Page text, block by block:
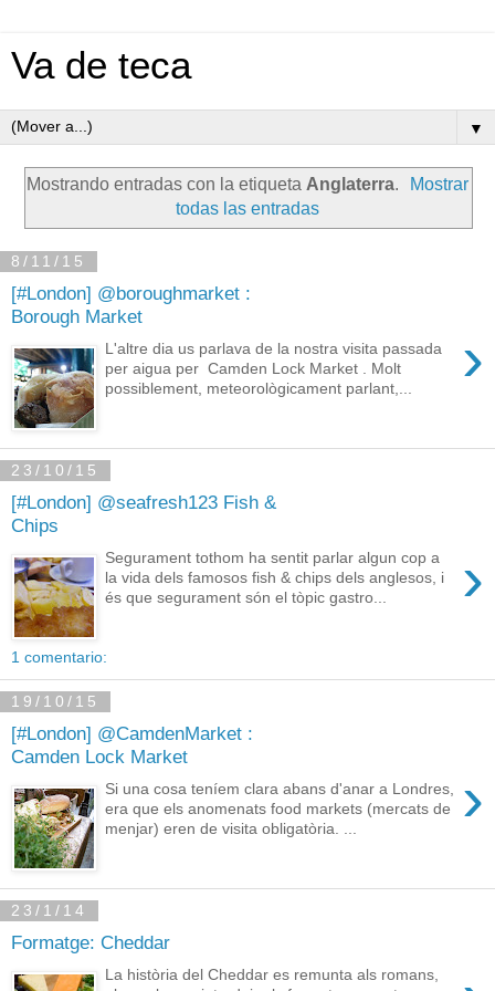
Va de teca
▼
Mostrando entradas con la etiqueta Anglaterra.
Mostrar
todas las entradas
8/11/15
[#London] @boroughmarket :
Borough Market
›
L'altre dia us parlava de la nostra visita passada
per aigua per Camden Lock Market . Molt
possiblement, meteorològicament parlant,...
23/10/15
[#London] @seafresh123 Fish &
Chips
›
Segurament tothom ha sentit parlar algun cop a
la vida dels famosos fish & chips dels anglesos, i
és que segurament són el tòpic gastro...
1 comentario:
19/10/15
[#London] @CamdenMarket :
Camden Lock Market
›
Si una cosa teníem clara abans d'anar a Londres,
era que els anomenats food markets (mercats de
menjar) eren de visita obligatòria. ...
23/1/14
Formatge: Cheddar
La història del Cheddar es remunta als romans,